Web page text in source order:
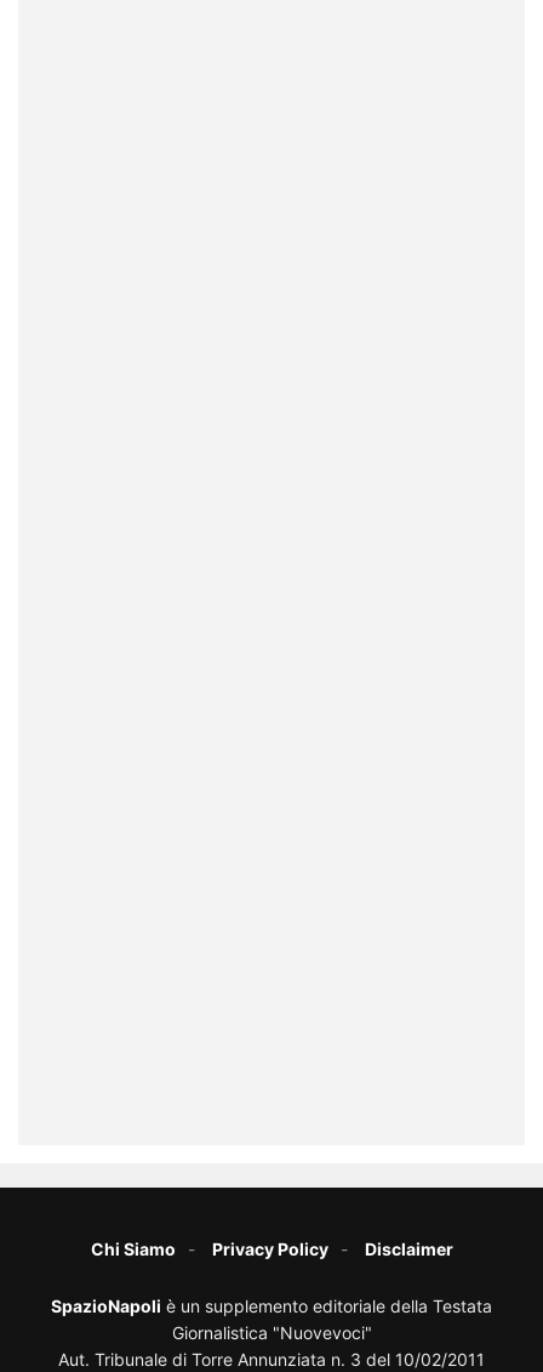
Chi Siamo Privacy Policy Disclaimer
SpazioNapoli è un supplemento editoriale della Testata
Giornalistica "Nuovevoci"
Aut. Tribunale di Torre Annunziata n. 3 del 10/02/2011